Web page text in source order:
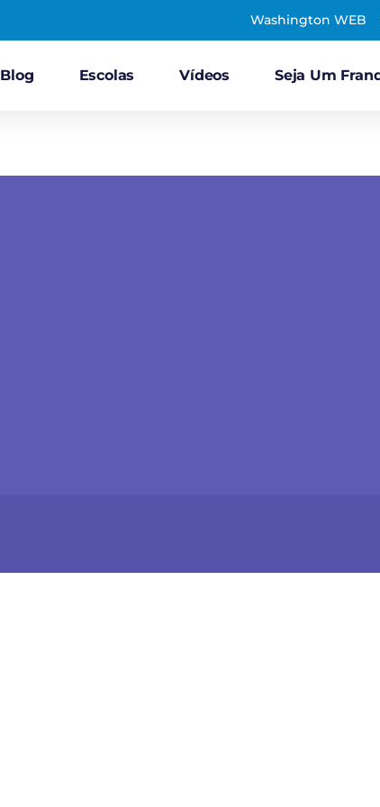
Washington WEB
Blog Escolas Vídeos Seja Um